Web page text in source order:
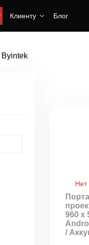
Клиенту Блог
Byintek
Нет
960 х
/